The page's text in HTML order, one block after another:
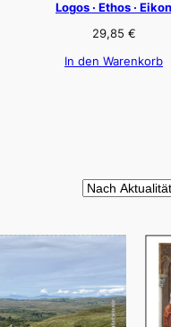
Logos · Ethos · Eikon
29,85 €
In den Warenkorb